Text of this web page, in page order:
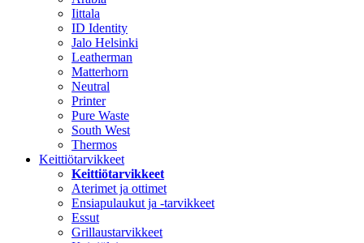
Iittala
ID Identity
Jalo Helsinki
Leatherman
Matterhorn
Neutral
Printer
Pure Waste
South West
Thermos
Keittiötarvikkeet
Keittiötarvikkeet
Aterimet ja ottimet
Ensiapulaukut ja -tarvikkeet
Essut
Grillaustarvikkeet